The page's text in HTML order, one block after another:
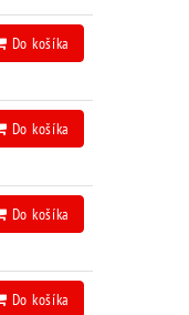
Do košíka
Do košíka
Do košíka
Do košíka